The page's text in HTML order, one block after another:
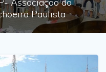
Paulista